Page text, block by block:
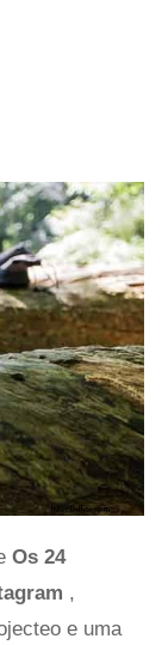
Os 24
,
e uma